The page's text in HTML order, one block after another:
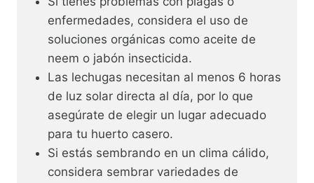
enfermedades, considera el uso de
soluciones orgánicas como aceite de
neem o jabón insecticida.
Las lechugas necesitan al menos 6 horas
de luz solar directa al día, por lo que
asegúrate de elegir un lugar adecuado
para tu huerto casero.
Si estás sembrando en un clima cálido,
considera sembrar variedades de